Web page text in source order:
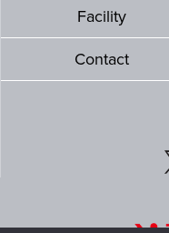
Facility
Contact